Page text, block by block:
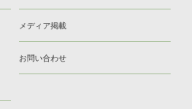
メディア掲載
お問い合わせ